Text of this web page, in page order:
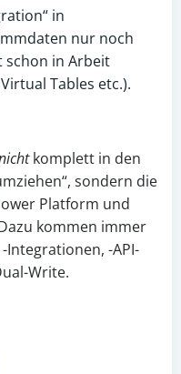
in
nur noch
schon in Arbeit
Tables etc.).
komplett in den
sondern die
Platform und
kommen immer
-API-
Write.